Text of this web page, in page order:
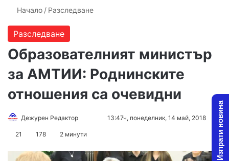
Начало / Разследване
Разследване
Образователният министър
за АМТИИ: Роднинските
отношения са очевидни
Дежурен Редактор
l
d
13:47ч, понеделник, 14 май, 2018
21 178 2 минути Изпрати новина